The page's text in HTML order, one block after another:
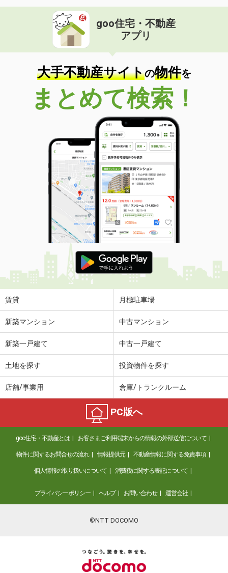
goo住宅・不動産
アプリ
大手不動産サイトの物件を
まとめて検索！
賃貸 月極駐車場
新築マンション 中古マンション
新築一戸建て 中古一戸建て
土地を探す 投資物件を探す
店舗/事業用 倉庫/トランクルーム
PC版へ
goo住宅・不動産とは お客さまご利用端末からの情報の外部送信について
物件に関するお問合せの流れ 情報提供元 不動産情報に関する免責事項
個人情報の取り扱いについて 消費税に関する表記について
プライバシーポリシー ヘルプ お問い合わせ 運営会社
©NTT DOCOMO